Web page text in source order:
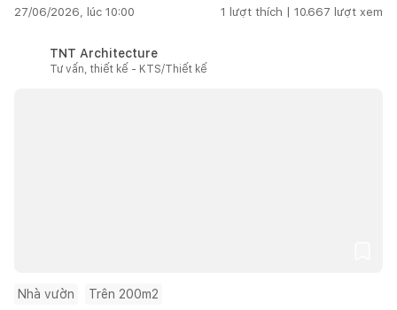
27/06/2026, lúc 10:00 1 lượt thích | 10.667 lượt xem
TNT Architecture
Tư vấn, thiết kế - KTS/Thiết kế
Nhà vườn Trên 200m2